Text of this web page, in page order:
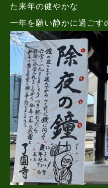
た来年の健やかな
一年を願い静かに過ごす